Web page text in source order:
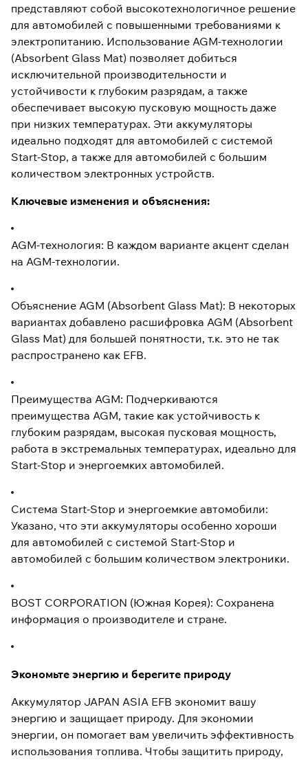
представляют собой высокотехнологичное решение
для автомобилей с повышенными требованиями к
электропитанию. Использование AGM-технологии
(Absorbent Glass Mat) позволяет добиться
исключительной производительности и
устойчивости к глубоким разрядам, а также
обеспечивает высокую пусковую мощность даже
при низких температурах. Эти аккумуляторы
идеально подходят для автомобилей с системой
Start-Stop, а также для автомобилей с большим
количеством электронных устройств.
Ключевые изменения и объяснения:
AGM-технология: В каждом варианте акцент сделан
на AGM-технологии.
Объяснение AGM (Absorbent Glass Mat): В некоторых
вариантах добавлено расшифровка AGM (Absorbent
Glass Mat) для большей понятности, т.к. это не так
распространено как EFB.
Преимущества AGM: Подчеркиваются
преимущества AGM, такие как устойчивость к
глубоким разрядам, высокая пусковая мощность,
работа в экстремальных температурах, идеально для
Start-Stop и энергоемких автомобилей.
Система Start-Stop и энергоемкие автомобили:
Указано, что эти аккумуляторы особенно хороши
для автомобилей с системой Start-Stop и
автомобилей с большим количеством электроники.
BOST CORPORATION (Южная Корея): Сохранена
информация о производителе и стране.
Экономьте энергию и берегите природу
Аккумулятор JAPAN ASIA EFB экономит вашу
энергию и защищает природу. Для экономии
энергии, он помогает вам увеличить эффективность
использования топлива. Чтобы защитить природу,